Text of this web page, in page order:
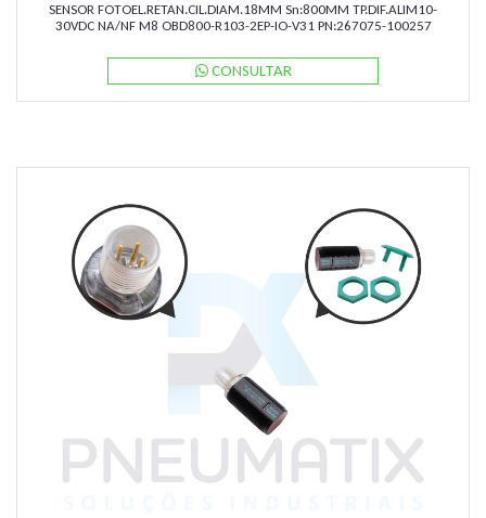
SENSOR FOTOEL.RETAN.CIL.DIAM.18MM Sn:800MM TP.DIF.ALIM10-
30VDC NA/NF M8 OBD800-R103-2EP-IO-V31 PN:267075-100257
CONSULTAR